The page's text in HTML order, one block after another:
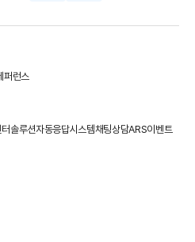
퍼런스
터솔루션자동응답시스템채팅상담ARS이벤트